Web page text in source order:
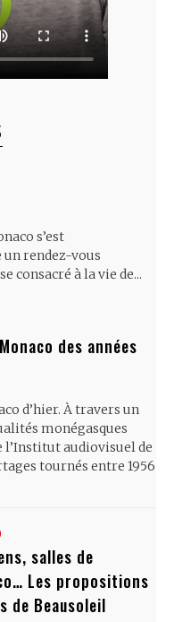
s’est
rendez-vous
consacré à la vie de...
des années
d’hier. À travers un
monégasques
l’Institut audiovisuel de
tournés entre 1956
salles de
Les propositions
de Beausoleil